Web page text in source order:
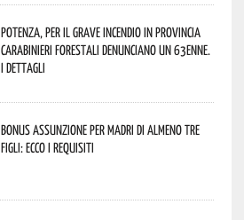
Potenza, per il grave incendio in Provincia
Carabinieri forestali denunciano un 63enne.
I dettagli
Bonus assunzione per madri di almeno tre
figli: ecco i requisiti